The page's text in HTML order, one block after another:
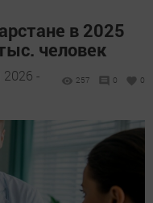
в 2025
человек
2026 -
257 0 0